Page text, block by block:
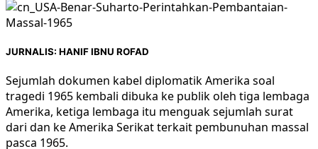
JURNALIS: HANIF IBNU ROFAD
Sejumlah dokumen kabel diplomatik Amerika soal
tragedi 1965 kembali dibuka ke publik oleh tiga lembaga
Amerika, ketiga lembaga itu menguak sejumlah surat
dari dan ke Amerika Serikat terkait pembunuhan massal
pasca 1965.